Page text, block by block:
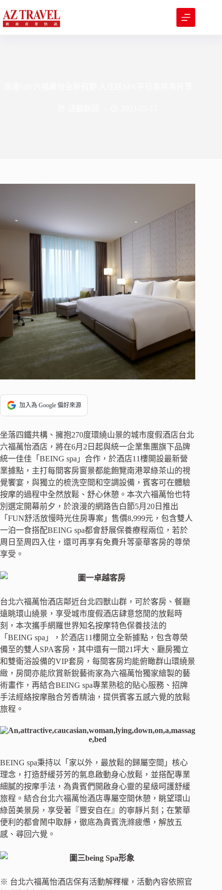
至
主
加入為 Google 偏好來源
坐落四鐵共構、擁抱270度環繞山景的城市度假酒店台北
六福萬怡酒店，將在6月2日起與統一企業集團旗下品牌
統一佳佳「BEING spa」合作，於酒店11樓開設最新營
業據點，主打每間客房窗景都能飽覽南港翠綠茶山的視
覺饗宴，與獨立的梳洗空間和空調設備，賓客可在體驗
按摩的過程中全然放鬆、舒心休憩。本次六福萬怡也特
別選定開幕前夕，於浪漫的網路告白節5月20日推出
「FUN舒活放慢時光住房專案」售價8,999元，包含雙人
一泊一食搭配BEING spa都會舒展保養療程兩位，若於
周日至周四入住，還可再享有免費升等豪華客房的尊榮
享受。
台北六福萬怡酒店鄰近台北四獸山群，可於客房、餐廳
遠眺環山繞景，享受城市度假酒店肆意悠閒的放鬆時
刻，本次攜手網羅世界知名按摩特色保養技法的
「BEING spa」，於酒店11樓開立全新據點，包含尊榮
備至的雙人SPA客房，其中還有一間21坪大、廳房獨立
和雙衛浴設備的VIP套房，每間客房均能俯瞰群山環繞景
緻，房間亦能欣賞新銳藝術家為六福萬怡獨家繪製的藝
術畫作，再結合BEING spa專業熟稔的貼心服務、招牌
手法經絡按摩融合芳香精油，提供賓客五感六覺的放鬆
旅程。
BEING spa秉持以「家以外，最放鬆的歸屬空間」核心
理念，打造舒緩芬芳的氣息啟動身心放鬆，並搭配專業
細膩的按摩手法，為貴賓們開啟身心靈的星級呵護舒緩
旅程。結合台北六福萬怡酒店專屬空間休憩，眺望環山
綠茵美景房，享受著『豐安自在』的寧靜片刻；在繁華
便利的都會鬧中取靜，徹底為貴賓洗滌疲憊，解放五
感、尋回六覺。
※ 台北六福萬怡酒店保有活動解釋權，活動內容依照官